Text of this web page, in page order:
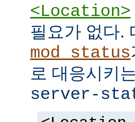
<Location>
필요가 없다.
mod_status
로 대응시키
server-